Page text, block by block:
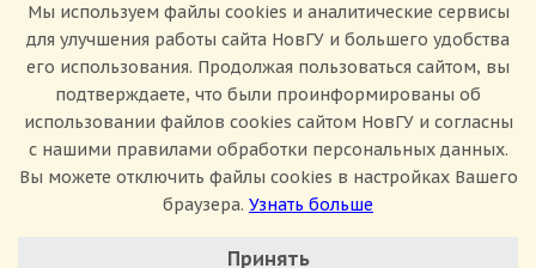
Приемная комиссия: +7(8162)33-20-44
Сведения о доходах
Мы используем файлы cookies и аналитические сервисы
для улучшения работы сайта НовГУ и большего удобства
его использования. Продолжая пользоваться сайтом, вы
подтверждаете, что были проинформированы об
использовании файлов cookies сайтом НовГУ и согласны
с нашими правилами обработки персональных данных.
Вы можете отключить файлы cookies в настройках Вашего
браузера. Узнать больше
Принять